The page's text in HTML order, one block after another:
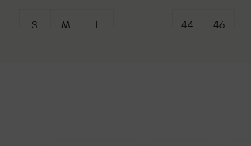
S M L 44 46